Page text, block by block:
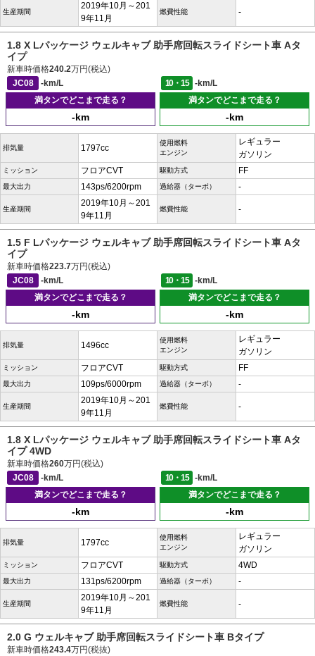
生産期間
2019年10月～201
9年11月
燃費性能 -
1.8 X Lパッケージ ウェルキャブ 助手席回転スライドシート車 Aタ
イプ
新車時価格240.2万円(税込)
JC08
-km/L 10・15
-km/L
満タンでどこまで走る？
-km
満タンでどこまで走る？
-km
排気量 1797cc
使用燃料
エンジン
レギュラー
ガソリン
ミッション フロアCVT 駆動方式 FF
最大出力 143ps/6200rpm 過給器（ターボ） -
生産期間
2019年10月～201
9年11月
燃費性能 -
1.5 F Lパッケージ ウェルキャブ 助手席回転スライドシート車 Aタ
イプ
新車時価格223.7万円(税込)
JC08
-km/L 10・15
-km/L
満タンでどこまで走る？
-km
満タンでどこまで走る？
-km
排気量 1496cc
使用燃料
エンジン
レギュラー
ガソリン
ミッション フロアCVT 駆動方式 FF
最大出力 109ps/6000rpm 過給器（ターボ） -
生産期間
2019年10月～201
9年11月
燃費性能 -
1.8 X Lパッケージ ウェルキャブ 助手席回転スライドシート車 Aタ
イプ 4WD
新車時価格260万円(税込)
JC08
-km/L 10・15
-km/L
満タンでどこまで走る？
-km
満タンでどこまで走る？
-km
排気量 1797cc
使用燃料
エンジン
レギュラー
ガソリン
ミッション フロアCVT 駆動方式 4WD
最大出力 131ps/6200rpm 過給器（ターボ） -
生産期間
2019年10月～201
9年11月
燃費性能 -
2.0 G ウェルキャブ 助手席回転スライドシート車 Bタイプ
新車時価格243.4万円(税抜)